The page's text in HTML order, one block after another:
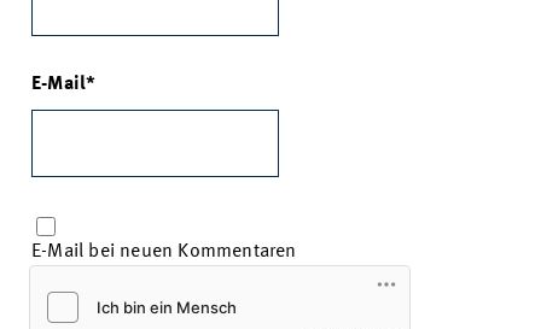
E-Mail
E-Mail bei neuen Kommentaren